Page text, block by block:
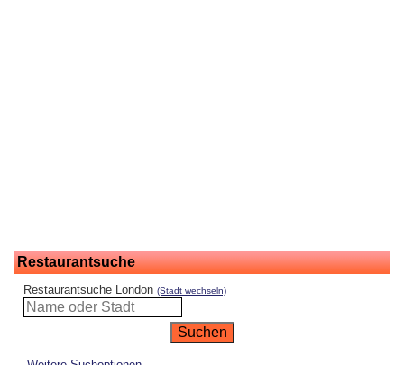
Restaurantsuche
Restaurantsuche London (Stadt wechseln)